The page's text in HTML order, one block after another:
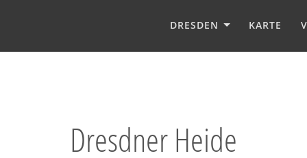
DRESDEN KARTE
Dresdner Heide